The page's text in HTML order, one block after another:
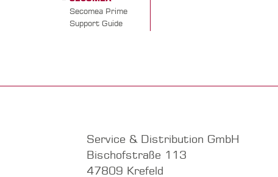
Secomea Prime
Support Guide
Service & Distribution GmbH
Bischofstraße 113
47809 Krefeld